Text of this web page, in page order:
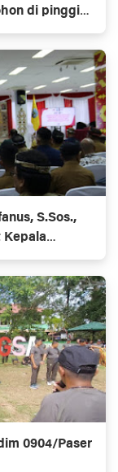
di pinggir
S.Sos.,
Kepala
0904/Paser